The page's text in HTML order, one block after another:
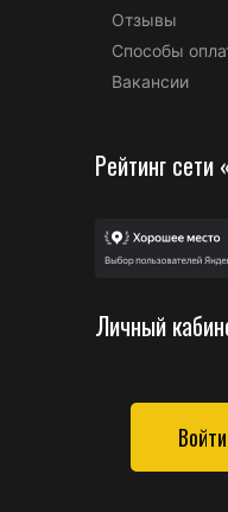
Отзывы
Способы
Вакансии
Рейтинг сети
Личный
Войти